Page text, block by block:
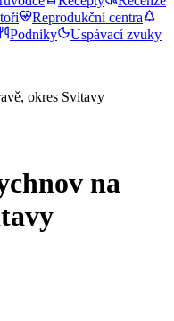
Reprodukční centra
Podniky
Uspávací zvuky
okres Svitavy
na